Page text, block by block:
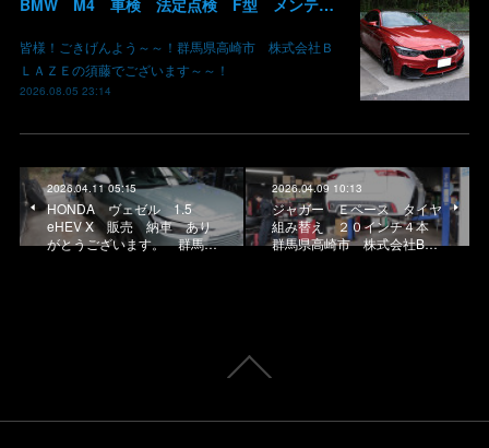
皆様！ごきげんよう～～！群馬県高崎市 株式会社Ｂ
ＬＡＺＥの須藤でございます～～！
2026.08.05 23:14
2026.04.11 05:15
HONDA ヴェゼル 1.5
eHEV X 販売 納車 あり
がとうございます。 群馬…
2026.04.09 10:13
ジャガー Ｅペース タイヤ
組み替え ２０インチ４本
群馬県高崎市 株式会社B…